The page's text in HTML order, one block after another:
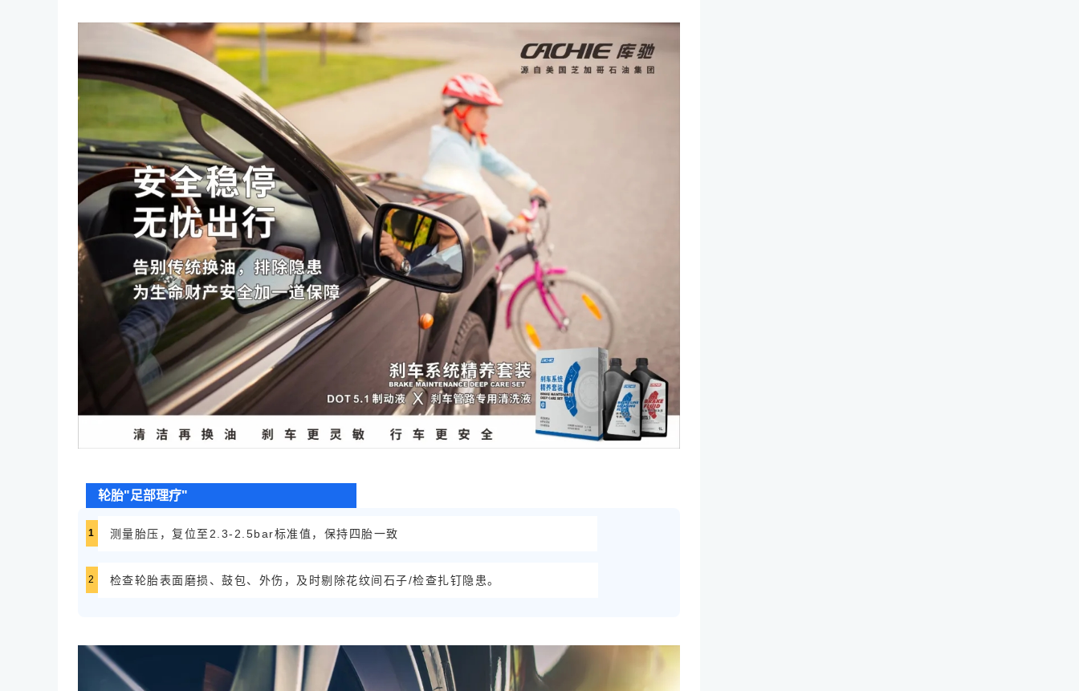
轮胎"足部理疗"
1 测量胎压，复位至2.3-2.5bar标准值，保持四胎一致
2 检查轮胎表面磨损、鼓包、外伤，及时剔除花纹间石子/检查扎钉隐患。